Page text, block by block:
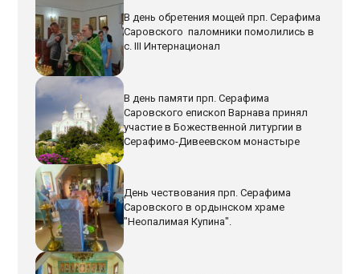
В день обретения мощей прп. Серафима
Саровского паломники помолились в
с. III Интернационал
В день памяти прп. Серафима
Саровского епископ Варнава принял
участие в Божественной литургии в
Серафимо-Дивеевском монастыре
День чествования прп. Серафима
Саровского в ордынском храме
"Неопалимая Купина".